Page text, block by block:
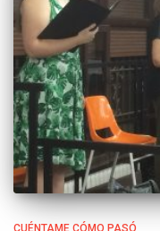
CUÉNTAME CÓMO PASÓ